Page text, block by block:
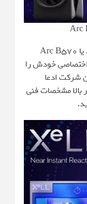
این شرکت اطلاعاتی در مقایسه با AMD RX 7600 یا Arc B570
ارائه نکرده است. اینتل نسخه محدود Arc B580 اختصاصی خودش را
این شرکت ادعا
مشخصات فنی